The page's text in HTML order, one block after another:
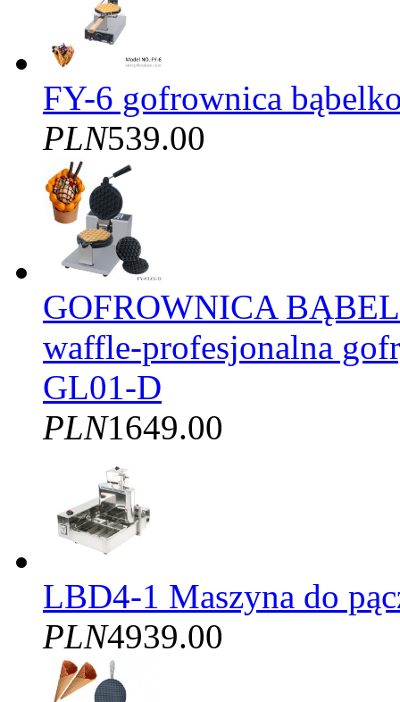
FY-6 gofrownica
PLN539.00
GOFROWNICA
waffle-profesjonalna
GL01-D
PLN1649.00
LBD4-1 Maszyna do
PLN4939.00